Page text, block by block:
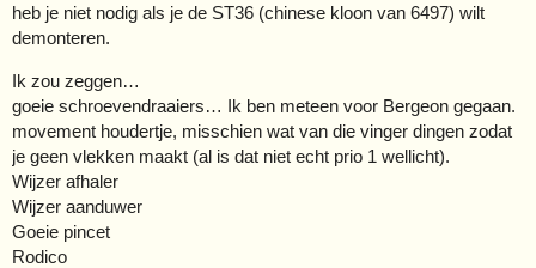
heb je niet nodig als je de ST36 (chinese kloon van 6497) wilt
demonteren.
Ik zou zeggen…
goeie schroevendraaiers… Ik ben meteen voor Bergeon gegaan.
movement houdertje, misschien wat van die vinger dingen zodat
je geen vlekken maakt (al is dat niet echt prio 1 wellicht).
Wijzer afhaler
Wijzer aanduwer
Goeie pincet
Rodico